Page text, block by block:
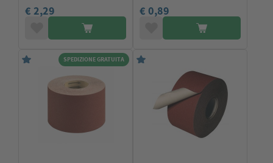
€ 2,29 € 0,89
SPEDIZIONE GRATUITA